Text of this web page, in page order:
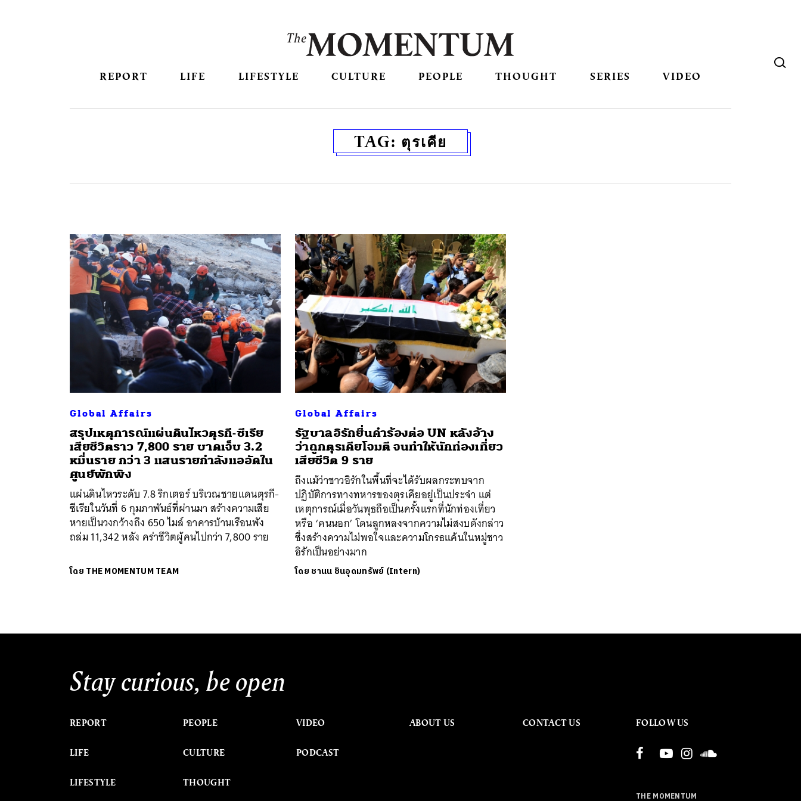
REPORT LIFE LIFESTYLE CULTURE PEOPLE THOUGHT SERIES VIDEO
TAG: ตุรเคีย
Global Affairs
สรุปเหตุการณ์แผ่นดินไหวตุรกี-ซีเรีย
เสียชีวิตราว 7,800 ราย บาดเจ็บ 3.2
หมื่นราย กว่า 3 แสนรายกำลังแออัดใน
ศูนย์พักพิง
แผ่นดินไหวระดับ 7.8 ริกเตอร์ บริเวณชายแดนตุรกี-
ซีเรียในวันที่ 6 กุมภาพันธ์ที่ผ่านมา สร้างความเสีย
หายเป็นวงกว้างถึง 650 ไมล์ อาคารบ้านเรือนพัง
ถล่ม 11,342 หลัง คร่าชีวิตผู้คนไปกว่า 7,800 ราย
โดย THE MOMENTUM TEAM
Global Affairs
รัฐบาลอิรักยื่นคำร้องต่อ UN หลังอ้าง
ว่าถูกตุรเคียโจมตี จนทำให้นักท่องเที่ยว
เสียชีวิต 9 ราย
ถึงแม้ว่าชาวอิรักในพื้นที่จะได้รับผลกระทบจาก
ปฏิบัติการทางทหารของตุรเคียอยู่เป็นประจำ แต่
เหตุการณ์เมื่อวันพุธถือเป็นครั้งแรกที่นักท่องเที่ยว
หรือ ‘คนนอก’ โดนลูกหลงจากความไม่สงบดังกล่าว
ซึ่งสร้างความไม่พอใจและความโกรธแค้นในหมู่ชาว
อิรักเป็นอย่างมาก
โดย ชานน ชินอุดมทรัพย์ (Intern)
Stay curious, be open
REPORT
LIFE
LIFESTYLE
PEOPLE
CULTURE
THOUGHT
VIDEO
PODCAST
ABOUT US CONTACT US FOLLOW US
THE MOMENTUM
ค้นหา
SHARE TWEET LINE EMAIL